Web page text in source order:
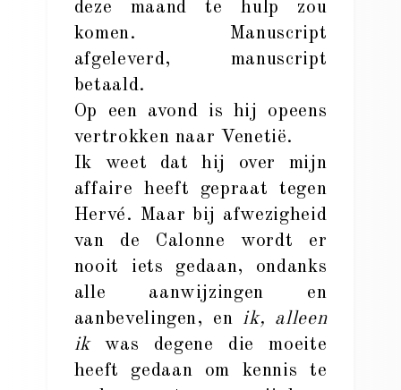
deze maand te hulp zou
komen. Manuscript
afgeleverd, manuscript
betaald.
Op een avond is hij opeens
vertrokken naar Venetië.
Ik weet dat hij over mijn
affaire heeft gepraat tegen
Hervé. Maar bij afwezigheid
van de Calonne wordt er
nooit iets gedaan, ondanks
alle aanwijzingen en
aanbevelingen, en ik, alleen
ikwas degene die moeite
heeft gedaan om kennis te